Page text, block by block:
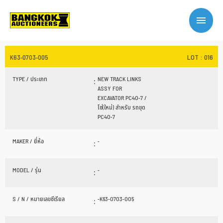
K63-0703-005 LOT : 016
TYPE / ประเภท : NEW TRACK LINKS
ASSY FOR
EXCAVATOR PC40-7 /
โซ่(ใหม่) สำหรับ รถขุด
PC40-7
MAKER / ยี่ห้อ : -
MODEL / รุ่น : -
S / N / หมายเลขซีเรียล : -K63-0703-005